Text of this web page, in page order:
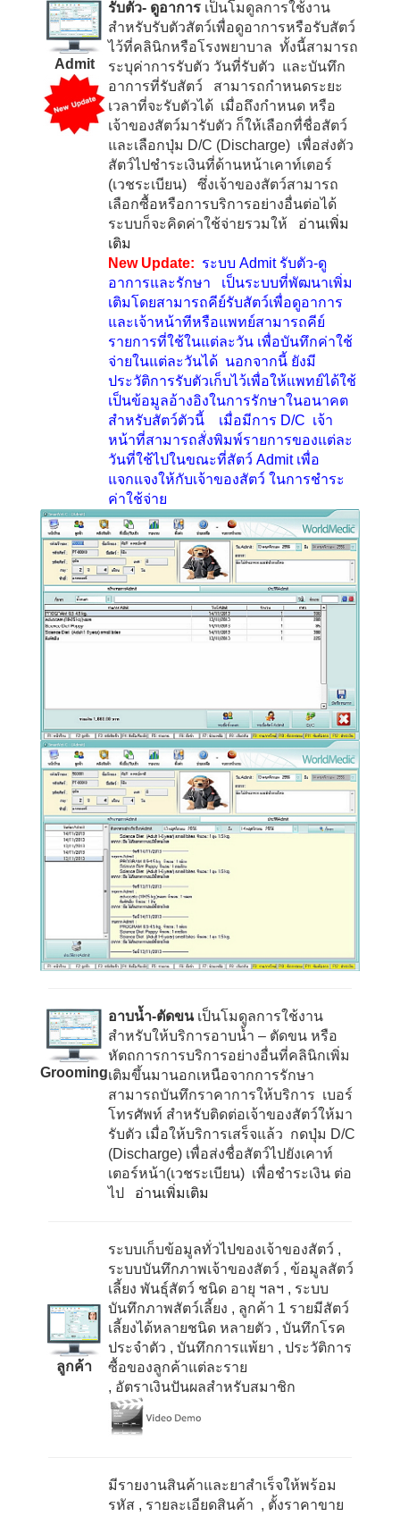
Admit
รับตัว- ดูอาการ เป็นโมดูลการใช้งาน
สำหรับรับตัวสัตว์เพื่อดูอาการหรือรับสัตว์
ไว้ที่คลินิกหรือโรงพยาบาล ทั้งนี้สามารถ
ระบุค่าการรับตัว วันที่รับตัว และบันทึก
อาการที่รับสัตว์ สามารถกำหนดระยะ
เวลาที่จะรับตัวได้ เมื่อถึงกำหนด หรือ
เจ้าของสัตว์มารับตัว ก็ให้เลือกทื่ชื่อสัตว์
และเลือกปุ่ม D/C (Discharge) เพื่อส่งตัว
สัตว์ไปชำระเงินที่ด้านหน้าเคาท์เตอร์
(เวชระเบียน) ซึ่งเจ้าของสัตว์สามารถ
เลือกซื้อหรือการบริการอย่างอื่นต่อได้
ระบบก็จะคิดค่าใช้จ่ายรวมให้ อ่านเพิ่ม
เติม
New Update: ระบบ Admit รับตัว-ดู
อาการและรักษา เป็นระบบที่พัฒนาเพิ่ม
เติมโดยสามารถคีย์รับสัตว์เพื่อดูอาการ
และเจ้าหน้าทีหรือแพทย์สามารถคีย์
รายการที่ใช้ในแต่ละวัน เพื่อบันทึกค่าใช้
จ่ายในแต่ละวันได้ นอกจากนี้ ยังมี
ประวัติการรับตัวเก็บไว้เพื่อให้แพทย์ได้ใช้
เป็นข้อมูลอ้างอิงในการรักษาในอนาคต
สำหรับสัตว์ตัวนี้ เมื่อมีการ D/C เจ้า
หน้าที่สามารถสั่งพิมพ์รายการของแต่ละ
วันที่ใช้ไปในขณะที่สัตว์ Admit เพื่อ
แจกแจงให้กับเจ้าของสัตว์ ในการชำระ
ค่าใช้จ่าย
Grooming
อาบน้ำ-ตัดขน เป็นโมดูลการใช้งาน
สำหรับให้บริการอาบน้ำ – ตัดขน หรือ
หัตถการการบริการอย่างอื่นที่คลินิกเพิ่ม
เติมขึ้นมานอกเหนือจากการรักษา
สามารถบันทึกราคาการให้บริการ เบอร์
โทรศัพท์ สำหรับติดต่อเจ้าของสัตว์ให้มา
รับตัว เมื่อให้บริการเสร็จแล้ว กดปุ่ม D/C
(Discharge) เพื่อส่งชื่อสัตว์ไปยังเคาท์
เตอร์หน้า(เวชระเบียน) เพื่อชำระเงิน ต่อ
ไป อ่านเพิ่มเติม
ลูกค้า
ระบบเก็บข้อมูลทั่วไปของเจ้าของสัตว์ ,
ระบบบันทึกภาพเจ้าของสัตว์ , ข้อมูลสัตว์
เลี้ยง พันธุ์สัตว์ ชนิด อายุ ฯลฯ , ระบบ
บันทึกภาพสัตว์เลี้ยง , ลูกค้า 1 รายมีสัตว์
เลี้ยงได้หลายชนิด หลายตัว , บันทึกโรค
ประจำตัว , บันทึกการแพ้ยา , ประวัติการ
ซื้อของลูกค้าแต่ละราย
, อัตราเงินปันผลสำหรับสมาชิก
มีรายงานสินค้าและยาสำเร็จให้พร้อม
รหัส , รายละเอียดสินค้า , ตั้งราคาขาย